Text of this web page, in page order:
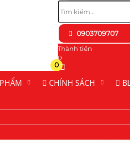
0903709707
Thành tiền
0
0
CHÍNH SÁCH